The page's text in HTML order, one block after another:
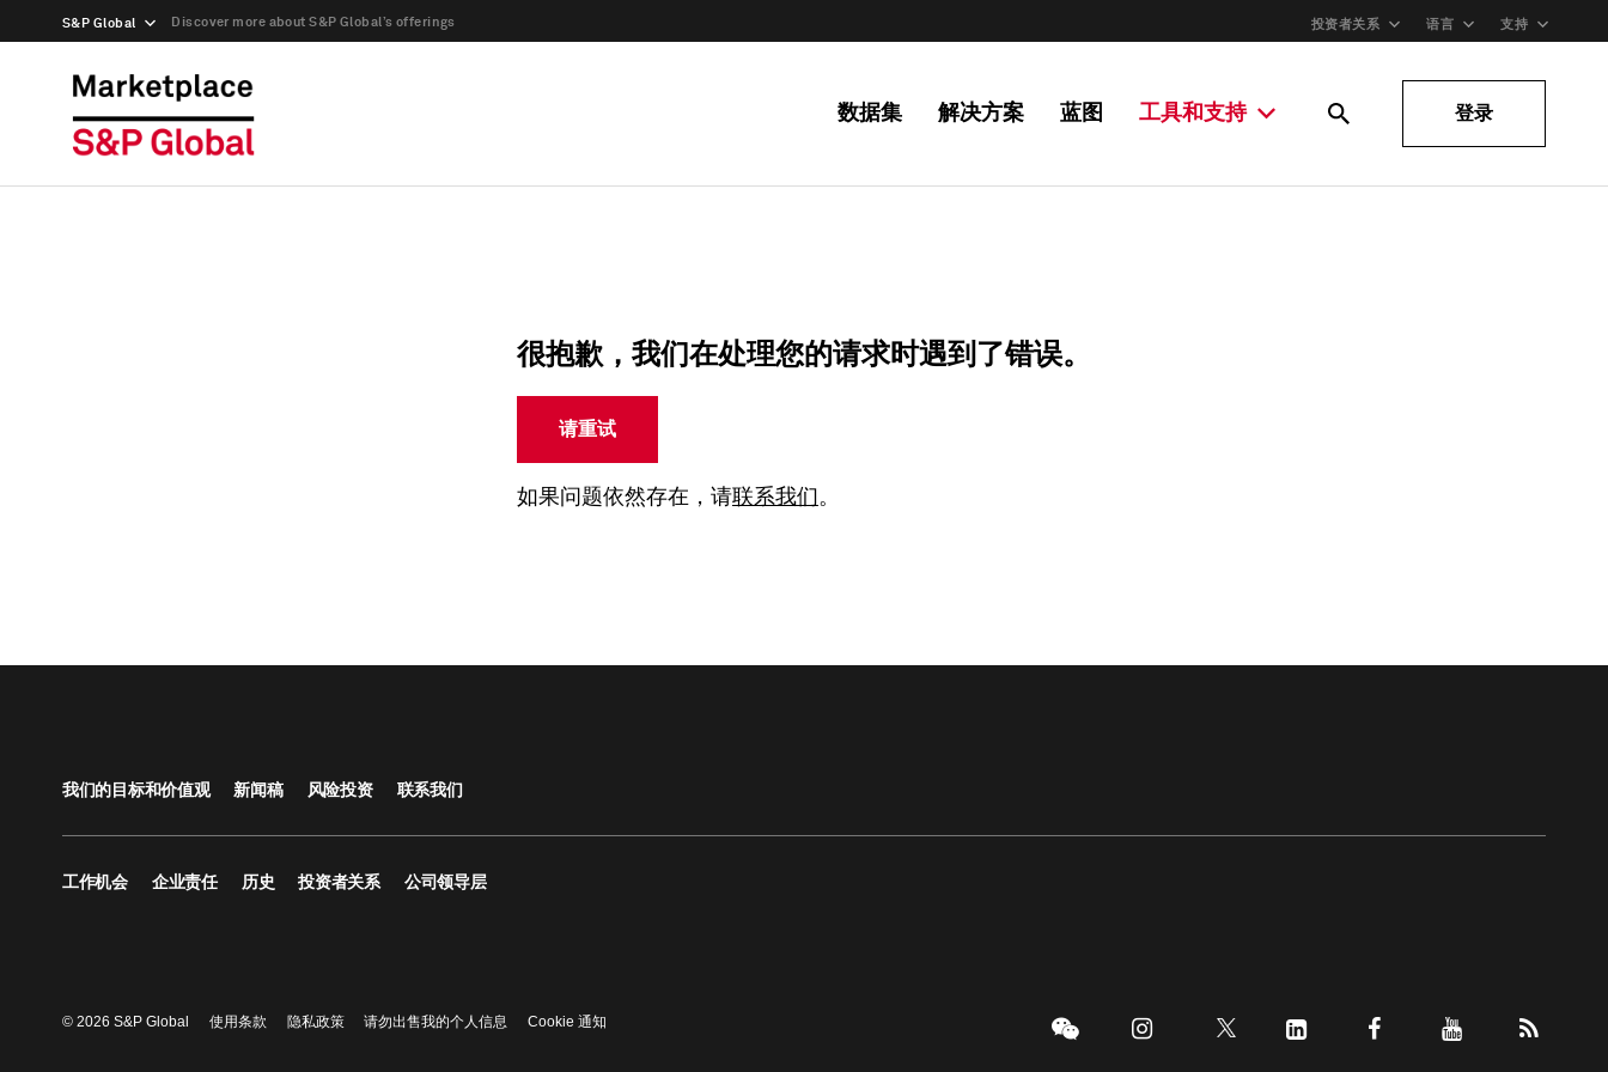
S&P Global Discover more about S&P Global’s offerings 投资者关系 语言 支持
数据集 解决方案 蓝图 工具和支持 登录
很抱歉，我们在处理您的请求时遇到了错误。
请重试
如果问题依然存在，请联系我们 。
我们的目标和价值观 新闻稿 风险投资 联系我们
工作机会 企业责任 历史 投资者关系 公司领导层
© 2026 S&P Global 使用条款 隐私政策 请勿出售我的个人信息 Cookie 通知